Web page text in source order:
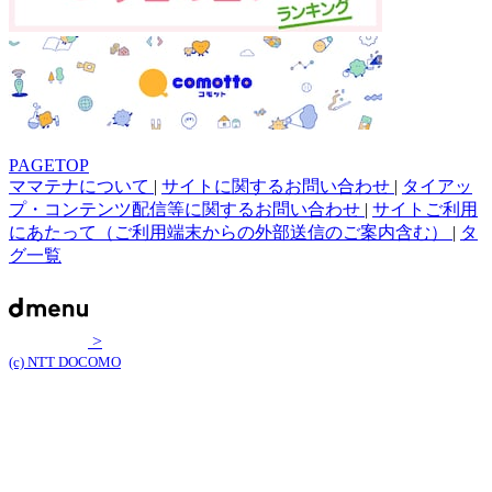
PAGETOP
ママテナについて | サイトに関するお問い合わせ | タイアッ
プ・コンテンツ配信等に関するお問い合わせ | サイトご利用
にあたって（ご利用端末からの外部送信のご案内含む） | タ
グ一覧
>
(c) NTT DOCOMO